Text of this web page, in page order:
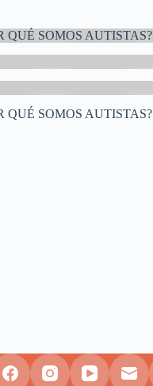
SOMOS AUTISTAS?
SOMOS AUTISTAS?